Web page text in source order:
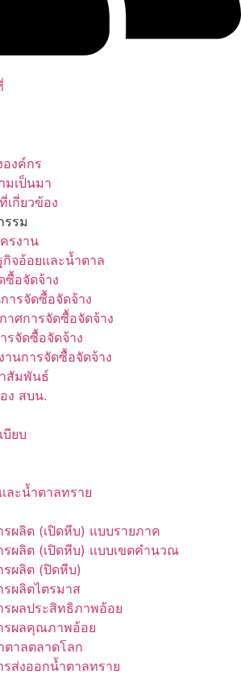
องค์กร
มเป็นมา
เกี่ยวข้อง
รรม
รงาน
กิจอ้อยและน้ำตาล
ซื้อจัดจ้าง
ารจัดซื้อจัดจ้าง
าศการจัดซื้อจัดจ้าง
รจัดซื้อจัดจ้าง
านการจัดซื้อจัดจ้าง
สัมพันธ์
ง สบน.
บียบ
ละน้ำตาลทราย
รผลิต (เปิดหีบ) แบบรายภาค
รผลิต (เปิดหีบ) แบบเขตคำนวณ
รผลิต (ปิดหีบ)
รผลิตไตรมาส
รผลประสิทธิภาพอ้อย
รผลคุณภาพอ้อย
ตาลตลาดโลก
รส่งออกน้ำตาลทราย